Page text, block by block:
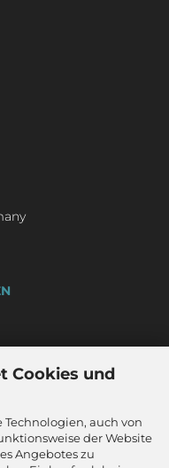
Cookies und
auch von
der Website
Angebotes zu